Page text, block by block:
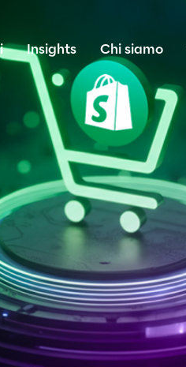
Insights Chi siamo